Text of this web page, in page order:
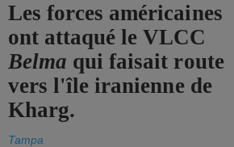
Les forces américaines
ont attaqué le VLCC
Belma qui faisait route
vers l'île iranienne de
Kharg.
Tampa